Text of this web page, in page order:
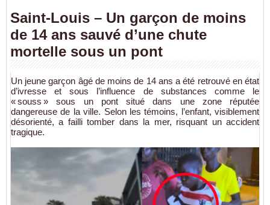
Saint-Louis – Un garçon de moins
de 14 ans sauvé d’une chute
mortelle sous un pont
Un jeune garçon âgé de moins de 14 ans a été retrouvé en état
d’ivresse et sous l’influence de substances comme le
« souss » sous un pont situé dans une zone réputée
dangereuse de la ville. Selon les témoins, l’enfant, visiblement
désorienté, a failli tomber dans la mer, risquant un accident
tragique.